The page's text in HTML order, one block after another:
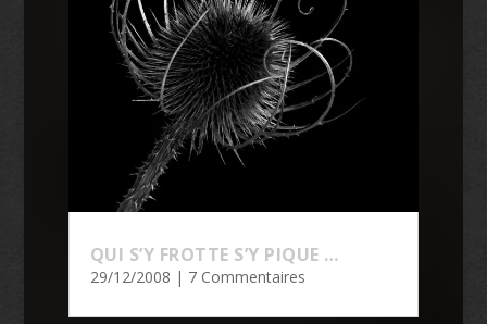
QUI S’Y FROTTE S’Y PIQUE …
29/12/2008 | 7 Commentaires